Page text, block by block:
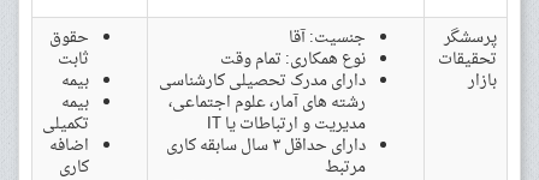
پرسشگر
تحقیقات
بازار
جنسیت: آقا
نوع همکاری: تمام وقت
دارای مدرک تحصیلی کارشناسی
رشته های آمار، علوم اجتماعی،
مدیریت و ارتباطات یا IT
دارای حداقل ۳ سال سابقه کاری
مرتبط
حقوق
ثابت
بیمه
بیمه
تکمیلی
اضافه
کاری